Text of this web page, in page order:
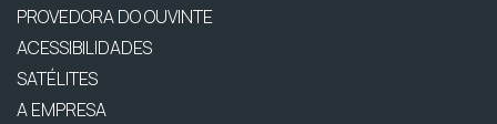
PROVEDORA DO OUVINTE
ACESSIBILIDADES
SATÉLITES
A EMPRESA